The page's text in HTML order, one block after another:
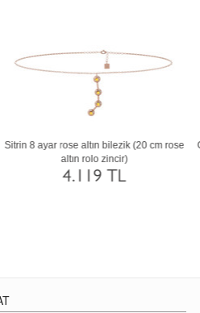
Sitrin 8 ayar altın bilezik (20 cm rose altın
rolo zincir)
4.119 TL